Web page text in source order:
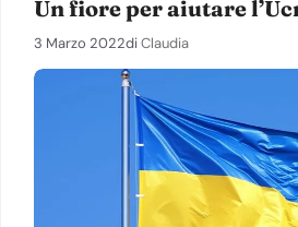
Un fiore per aiutare
3 Marzo 2022diClaudia